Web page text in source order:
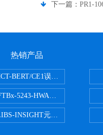
下一篇： PR1-
热销产品
BERT/CE1误码测试仪
5243-HWA光谱分析仪
INSIGHT元素光谱分析仪